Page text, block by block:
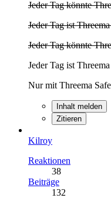
Jeder Tag könnte
Jeder Tag ist
Jeder Tag könnte
Jeder Tag ist
Nur mit Threema
Inhalt melden
Zitieren
Kilroy
Reaktionen
38
Beiträge
132